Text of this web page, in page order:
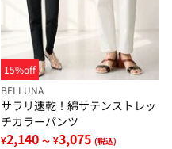
15%off
BELLUNA
サラリ速乾！綿サテンストレッ
チカラーパンツ
¥2,140 ～ ¥3,075 (税込)